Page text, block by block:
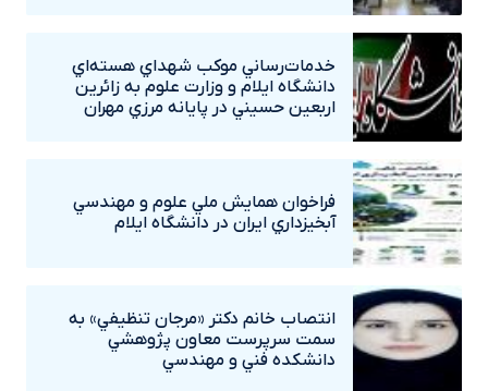
خدمات‌رساني موکب شهداي هسته‌اي
دانشگاه ايلام و وزارت علوم به زائرين
اربعين حسيني در پايانه مرزي مهران
فراخوان همايش ملي علوم و مهندسي
آبخيزداري ايران در دانشگاه ايلام
انتصاب خانم دکتر «مرجان تنظيفي» به
سمت سرپرست معاون پژوهشي
دانشکده فني و مهندسي